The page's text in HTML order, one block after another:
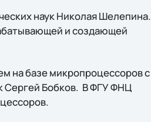
наук Николая Шелепина.
и создающей
на базе микропроцессоров с
Сергей Бобков. В ФГУ ФНЦ